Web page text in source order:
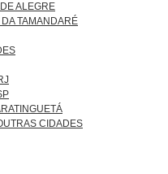
ALEGRE
TAMANDARÉ
CIDADES